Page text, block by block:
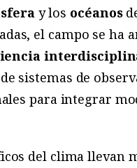
y los océanos
el campo se ha
sistemas de
para integrar
del clima llevan